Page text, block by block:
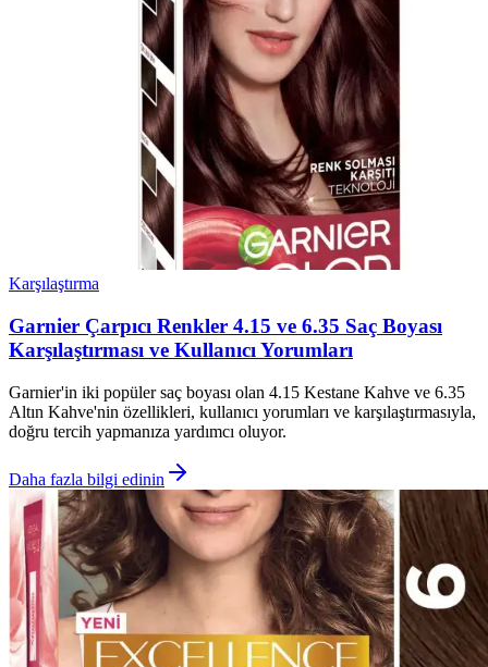
Karşılaştırma
Garnier Çarpıcı Renkler 4.15 ve 6.35 Saç Boyası
Karşılaştırması ve Kullanıcı Yorumları
Garnier'in iki popüler saç boyası olan 4.15 Kestane Kahve ve 6.35
Altın Kahve'nin özellikleri, kullanıcı yorumları ve karşılaştırmasıyla,
doğru tercih yapmanıza yardımcı oluyor.
Daha fazla bilgi edinin